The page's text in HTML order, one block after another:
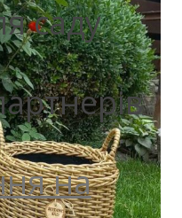
саду
на